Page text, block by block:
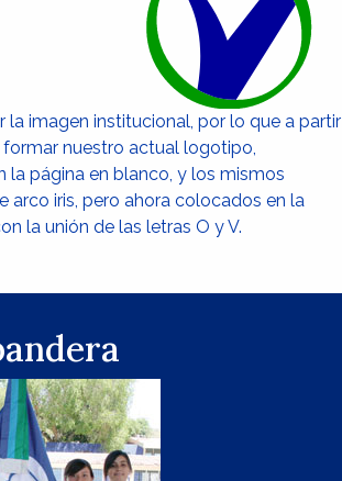
la imagen institucional, por lo que a partir
nuestro actual logotipo,
página en blanco, y los mismos
iris, pero ahora colocados en la
la unión de las letras O y V.